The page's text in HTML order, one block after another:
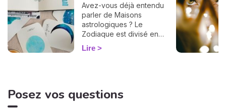
Avez-vous déjà entendu
parler de Maisons
astrologiques ? Le
Zodiaque est divisé en
douze Maisons et chacune
correspond à une sphère
naissance, elles jouent un
rôle très important pour
Lire
Posez vos questions